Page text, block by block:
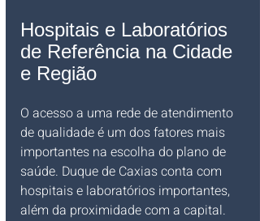
Hospitais e Laboratórios
de Referência na Cidade
e Região
O acesso a uma rede de atendimento
de qualidade é um dos fatores mais
importantes na escolha do plano de
saúde. Duque de Caxias conta com
hospitais e laboratórios importantes,
além da proximidade com a capital.